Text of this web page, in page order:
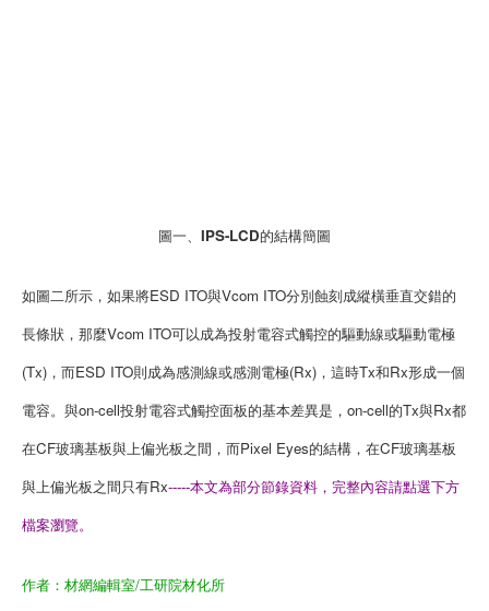
圖一、IPS-LCD的結構簡圖
如圖二所示，如果將ESD ITO與Vcom ITO分別蝕刻成縱橫垂直交錯的
長條狀，那麼Vcom ITO可以成為投射電容式觸控的驅動線或驅動電極
(Tx)，而ESD ITO則成為感測線或感測電極(Rx)，這時Tx和Rx形成一個
電容。與on-cell投射電容式觸控面板的基本差異是，on-cell的Tx與Rx都
在CF玻璃基板與上偏光板之間，而Pixel Eyes的結構，在CF玻璃基板
與上偏光板之間只有Rx-----本文為部分節錄資料，完整內容請點選下方
檔案瀏覽。
作者：材網編輯室/工研院材化所